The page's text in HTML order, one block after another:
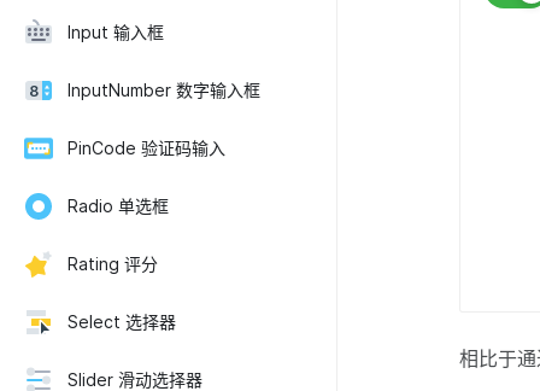
Input 输入框
InputNumber 数字输入框
PinCode 验证码输入
Radio 单选框
Rating 评分
Select 选择器
Slider 滑动选择器
相比于